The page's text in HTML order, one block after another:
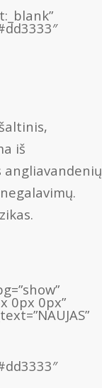
iš
angliavandenių
0px 0px”